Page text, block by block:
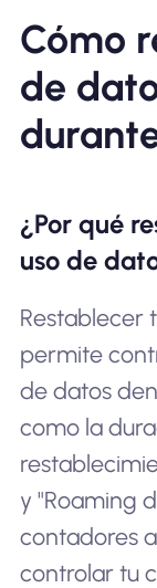
Cómo
de
¿Por qué
uso de
Restablecer
permite
de datos
como la
y "Roaming
contadores
controlar tu